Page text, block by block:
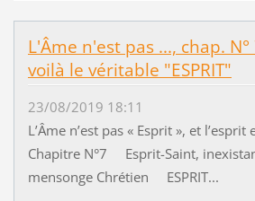
L'Âme n'est pas ..., chap. N°
voilà le véritable "ESPRIT"
23/08/2019 18:11
L’Âme n’est pas « Esprit », et
Chapitre N°7 Esprit-Saint,
mensonge Chrétien ESPRIT...